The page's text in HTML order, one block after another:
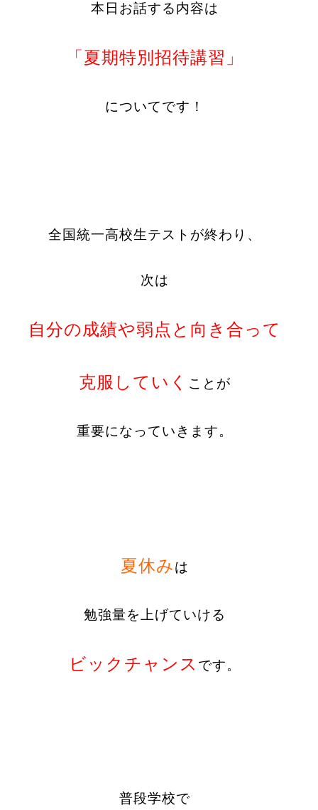
本日お話する内容は
「夏期特別招待講習」
についてです！
全国統一高校生テストが終わり、
次は
自分の成績や弱点と向き合って
克服していく ことが
重要になっていきます。
夏休みは
勉強量を上げていける
ビックチャンス です。
普段学校で